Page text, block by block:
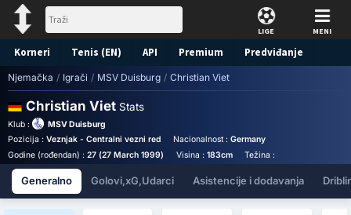
LIGE MENI
Korneri Tenis (EN) API Premium Predviđanje
Njemačka / Igrači / MSV Duisburg / Christian Viet
Christian Viet Stats
Klub :
MSV Duisburg
Pozicija : Veznjak - Centralni vezni red Nacionalnost : Germany
Godine (rođendan) : 27 (27 March 1999) Visina : 183cm Težina :
Generalno Golovi,xG,Udarci Asistencije i dodavanja